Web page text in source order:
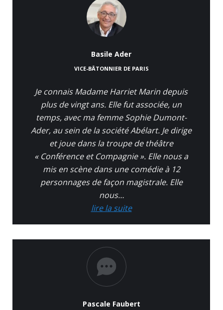
Basile Ader
VICE-BÂTONNIER DE PARIS
Je connais Madame Harriet Marin depuis
plus de vingt ans. Elle fut associée, un
temps, avec ma femme Sophie Dumont-
Ader, au sein de la société Abélart. Je dirige
et joue dans la troupe de théâtre
« Conférence et Compagnie ». Elle nous a
mis en scène dans une comédie à 12
personnages de façon magistrale. Elle
nous…
lire la suite
Pascale Faubert